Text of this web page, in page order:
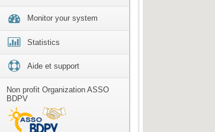
Monitor your system
Statistics
Aide et support
Non profit Organization ASSO
BDPV